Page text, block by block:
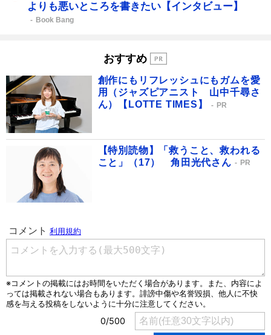
よりも悪いところを書きたい【インタビュー】
Book Bang
おすすめ
創作にもリフレッシュにもガムを愛
用（ジャズピアニスト 山中千尋さ
ん）【LOTTE TIMES】
PR
【特別読物】「救うこと、救われる
こと」（17） 角田光代さん
PR